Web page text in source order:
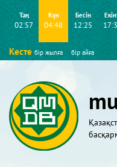
Таң
02:57
Күн
04:48
Бесін
12:25
Кесте бір жылға бір айға